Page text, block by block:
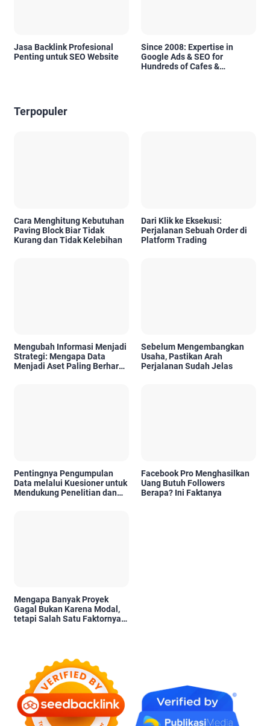
Jasa Backlink Profesional
Penting untuk SEO Website
Since 2008: Expertise in
Google Ads & SEO for
Hundreds of Cafes &
Terpopuler
Cara Menghitung Kebutuhan
Paving Block Biar Tidak
Kurang dan Tidak Kelebihan
Dari Klik ke Eksekusi:
Perjalanan Sebuah Order di
Platform Trading
Mengubah Informasi Menjadi
Strategi: Mengapa Data
Menjadi Aset Paling Berharga
Sebelum Mengembangkan
Usaha, Pastikan Arah
Perjalanan Sudah Jelas
Pentingnya Pengumpulan
Data melalui Kuesioner untuk
Mendukung Penelitian dan
Facebook Pro Menghasilkan
Uang Butuh Followers
Berapa? Ini Faktanya
Mengapa Banyak Proyek
Gagal Bukan Karena Modal,
tetapi Salah Satu Faktornya